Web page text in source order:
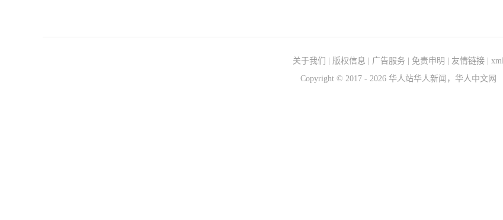
关于我们 版权信息 广告服务 免责申明 友情链接| xml
Copyright © 2017 - 2026 华人站华人新闻，华人中文网